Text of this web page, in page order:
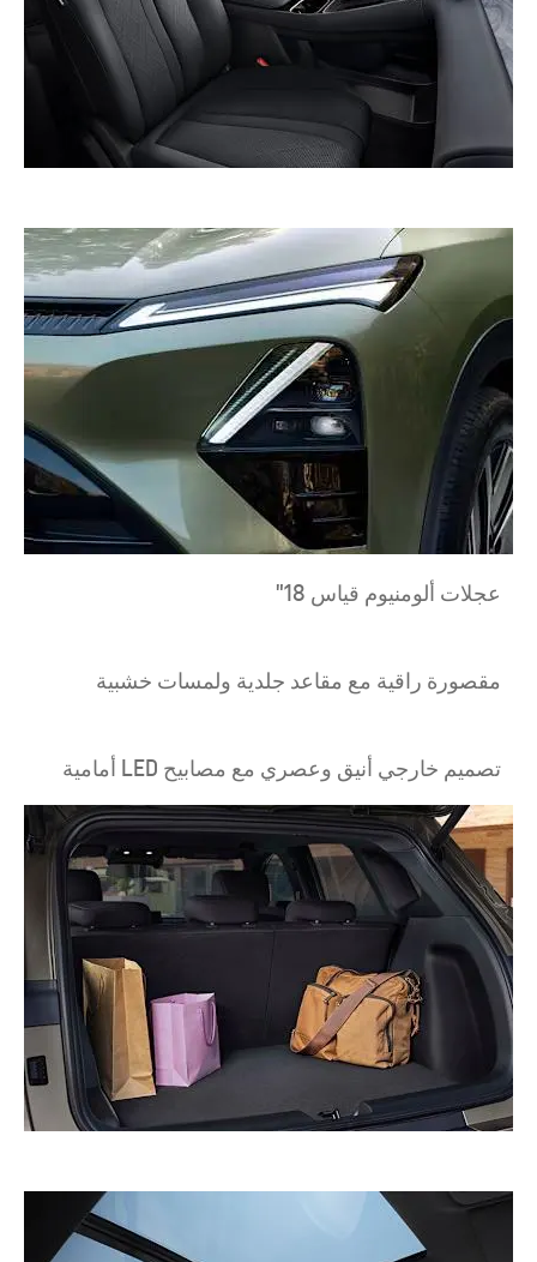
عجلات ألومنيوم قياس 18"
مقصورة راقية مع مقاعد جلدية ولمسات خشبية
تصميم خارجي أنيق وعصري مع مصابيح LED أمامية